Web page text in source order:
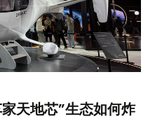
天地芯”生态如何炸